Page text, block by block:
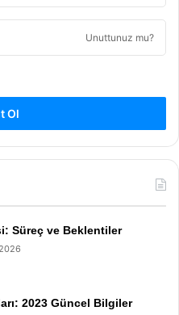
Unuttunuz mu?
Ol
Süreç ve Beklentiler
2023 Güncel Bilgiler